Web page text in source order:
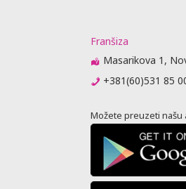
Franšiza
Masarikova 1,
+381(60)531 85
Možete preuzeti našu